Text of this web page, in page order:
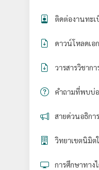
ติดต่องานทะเ
ดาวน์โหลดเอ
วารสารวิชากา
คำถามที่พบบ่
สายด่วนอธิกา
วิทยาเขตนิมิต
การศึกษาทาง